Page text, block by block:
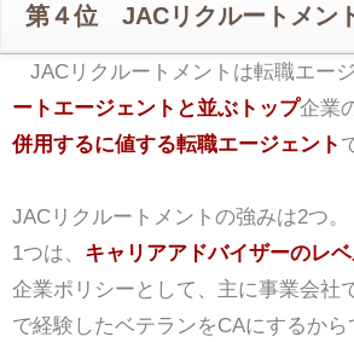
第４位 JACリクルートメン
JACリクルートメントは転職エー
ートエージェントと並ぶトップ企業
併用するに値する転職エージェント
JACリクルートメントの強みは2つ。
1つは、 キャリアアドバイザーのレ
企業ポリシーとして、主に事業会社
で経験したベテランをCAにするから